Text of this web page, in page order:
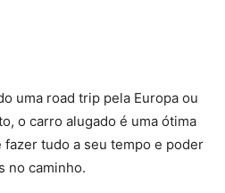
uma road trip pela Europa ou
o carro alugado é uma ótima
fazer tudo a seu tempo e poder
no caminho.